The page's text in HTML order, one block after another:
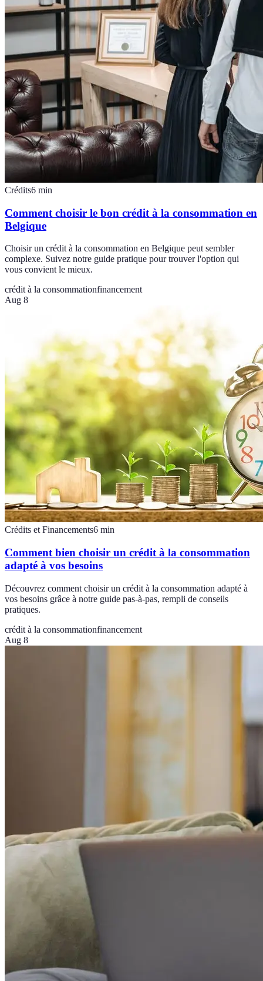
Crédits6 min
Comment choisir le bon crédit à la consommation en
Belgique
Choisir un crédit à la consommation en Belgique peut sembler
complexe. Suivez notre guide pratique pour trouver l'option qui
vous convient le mieux.
crédit à la consommationfinancement
Aug 8
Crédits et Financements6 min
Comment bien choisir un crédit à la consommation
adapté à vos besoins
Découvrez comment choisir un crédit à la consommation adapté à
vos besoins grâce à notre guide pas-à-pas, rempli de conseils
pratiques.
crédit à la consommationfinancement
Aug 8